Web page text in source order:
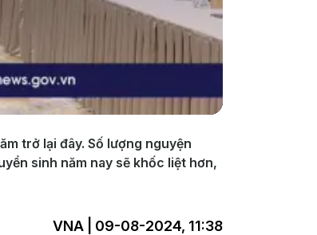
trở lại đây. Số lượng nguyện
sinh năm nay sẽ khốc liệt hơn,
VNA | 09-08-2024, 11:38